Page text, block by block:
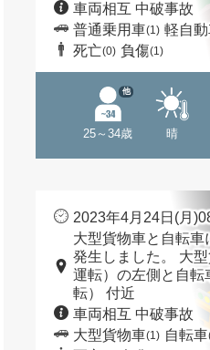
車両相互 中破事故
普通乗用車(1) 軽自
死亡(0) 負傷(1)
25～34歳
他
晴
2023年4月24日(月
大型貨物車と自転
発生しました。 大
運転）の左側と自転
転） 付近
車両相互 中破事故
大型貨物車(1) 自転車